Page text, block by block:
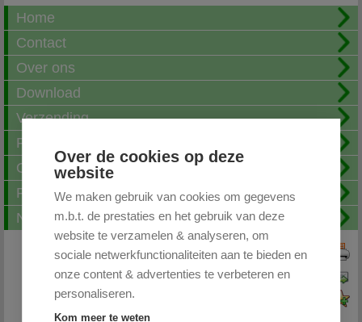
Over de cookies op deze
website
We maken gebruik van cookies om gegevens
m.b.t. de prestaties en het gebruik van deze
website te verzamelen & analyseren, om
sociale netwerkfunctionaliteiten aan te bieden en
onze content & advertenties te verbeteren en
personaliseren.
Kom meer te weten
Home
Contact
Over ons
Download
Verzending
Fotoalbum
Openingstijden
FAQ
Nieuwsbrief
Print deze pagina
Pagina doorsturen